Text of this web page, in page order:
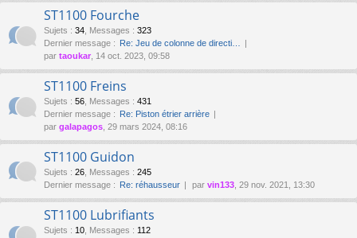
ST1100 Fourche
Sujets : 34 Messages : 323
Dernier message : Re: Jeu de colonne de directi…
par taoukar , 14 oct. 2023, 09:58
ST1100 Freins
Sujets : 56 Messages : 431
Dernier message : Re: Piston étrier arrière
par galapagos , 29 mars 2024, 08:16
ST1100 Guidon
Sujets : 26 Messages : 245
Dernier message : Re: réhausseur par vin133 , 29 nov. 2021, 13:30
ST1100 Lubrifiants
Sujets : 10 Messages : 112